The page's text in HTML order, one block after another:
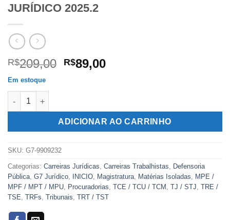
JURÍDICO 2025.2
R$209,00 O
R$209,00.
R$89,00O
R$89,00.
Em estoque
COMBO X (COMPLEMENTARES ESTADUAIS E FEDERAIS +
ADICIONAR AO CARRINHO
SKU: G7-9909232
Categorias: Carreiras Jurídicas, Carreiras Trabalhistas, Defensoria
Pública, G7 Jurídico, INICIO, Magistratura, Matérias Isoladas, MPE /
MPF / MPT / MPU, Procuradorias, TCE / TCU / TCM , TJ / STJ, TRE /
TSE, TRFs, Tribunais, TRT / TST